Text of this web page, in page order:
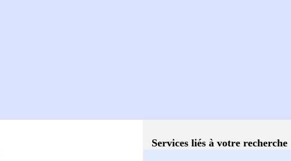
Services liés à votre recherche